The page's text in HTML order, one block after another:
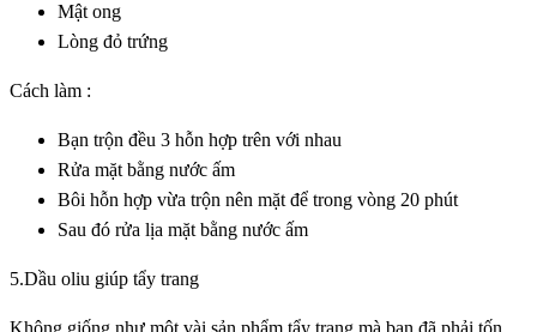
Mật ong
Lòng đỏ trứng
Cách làm :
Bạn trộn đều 3 hỗn hợp trên với nhau
Rửa mặt bằng nước ấm
Bôi hỗn hợp vừa trộn nên mặt để trong vòng 20 phút
Sau đó rửa lịa mặt bằng nước ấm
5.Dầu oliu giúp tẩy trang